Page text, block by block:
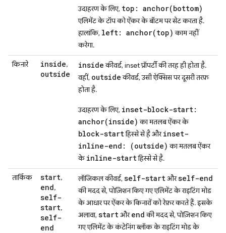
उदाहरण के लिए, top: anchor(bottom)
एलिमेंट के टॉप को ऐंकर के बॉटम पर सेट करता है.
हालांकि, left: anchor(top) काम नहीं
करेगा.
किनारे inside,
outside
insideकीवर्ड, inset प्रॉपर्टी की तरह ही होता है.
वहीं, outsideकीवर्ड, उसी ऐक्सिस पर दूसरी तरफ़
होता है.
उदाहरण के लिए, inset-block-start:
anchor(inside) का मतलब ऐंकर के
block-startहिस्से से है औरinset-
inline-end: (outside) का मतलब ऐंकर
के inline-startहिस्से से है.
तार्किक start,
end,
self-
start,
self-
end
लॉजिकल कीवर्ड, self-startऔरself-end
की मदद से, पोज़िशन किए गए एलिमेंट के राइटिंग मोड
के आधार पर ऐंकर के किनारों को रेफ़र करते हैं. इसके
अलावा, startऔरendकी मदद से, पोज़िशन किए
गए एलिमेंट के कंटेनिंग ब्लॉक के राइटिंग मोड के